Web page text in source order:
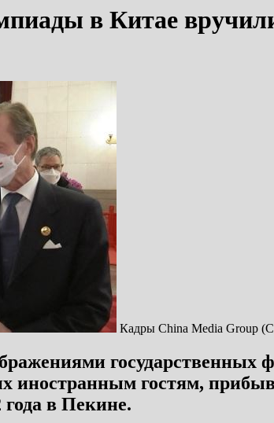
в Китае
Кадры China Media Group
государственных
иностранным гостям,
в Пекине.